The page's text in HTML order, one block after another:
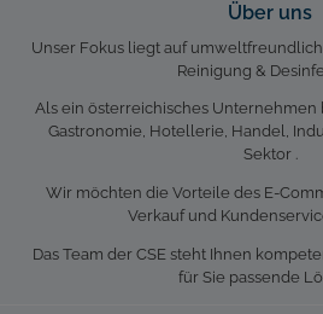
Über uns
Unser Fokus liegt auf
Reinigung &
Als ein österreichisches
Gastronomie, Hotellerie, Handel,
Sektor .
Wir möchten die Vorteile des E-
Verkauf und
Das Team der CSE steht Ihnen
für Sie passende